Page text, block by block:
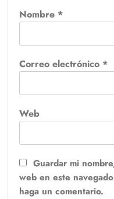
Nombre *
Correo electrónico *
Web
Guardar mi
web en este
haga un comentario.